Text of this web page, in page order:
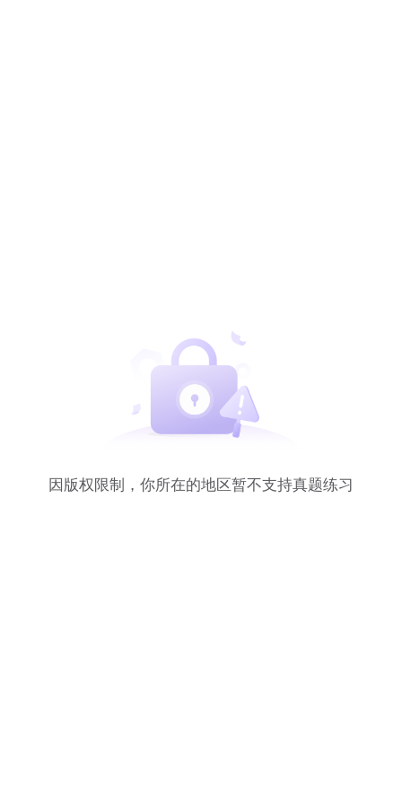
因版权限制，你所在的地区暂不支持真题练习